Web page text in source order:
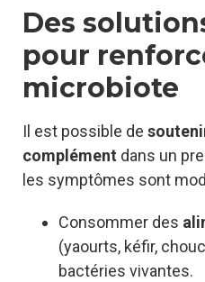
Des
pour
microbiote
Il est possible de
complément dans un
les symptômes sont
Consommer des
(yaourts, kéfir,
bactéries vivantes.